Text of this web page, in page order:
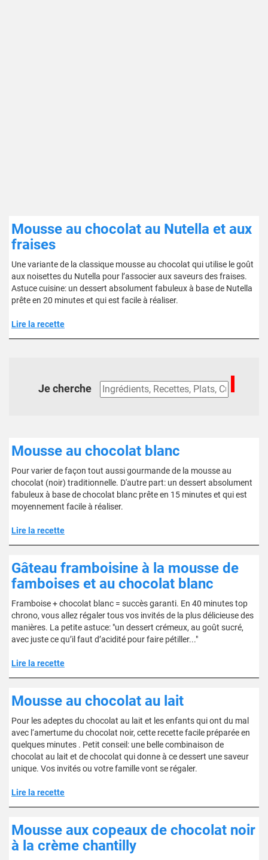
Mousse au chocolat au Nutella et aux
fraises
Une variante de la classique mousse au chocolat qui utilise le goût
aux noisettes du Nutella pour l’associer aux saveurs des fraises.
Astuce cuisine: un dessert absolument fabuleux à base de Nutella
prête en 20 minutes et qui est facile à réaliser.
Lire la recette
Je cherche
Mousse au chocolat blanc
Pour varier de façon tout aussi gourmande de la mousse au
chocolat (noir) traditionnelle. D'autre part: un dessert absolument
fabuleux à base de chocolat blanc prête en 15 minutes et qui est
moyennement facile à réaliser.
Lire la recette
Gâteau framboisine à la mousse de
famboises et au chocolat blanc
Framboise + chocolat blanc = succès garanti. En 40 minutes top
chrono, vous allez régaler tous vos invités de la plus délicieuse des
manières. La petite astuce: "un dessert crémeux, au goût sucré,
avec juste ce qu’il faut d’acidité pour faire pétiller..."
Lire la recette
Mousse au chocolat au lait
Pour les adeptes du chocolat au lait et les enfants qui ont du mal
avec l‘amertume du chocolat noir, cette recette facile préparée en
quelques minutes . Petit conseil: une belle combinaison de
chocolat au lait et de chocolat qui donne à ce dessert une saveur
unique. Vos invités ou votre famille vont se régaler.
Lire la recette
Mousse aux copeaux de chocolat noir
à la crème chantilly